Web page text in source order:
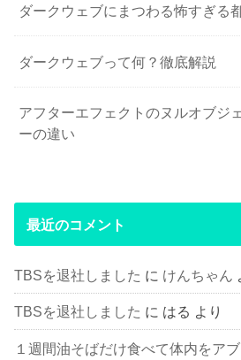
ダークウェブにまつわる怖すぎる
ダークウェブって何？徹底解説
アフターエフェクトのヌルオブジ
ーの違い
最近のコメント
TBSを退社しました に けんちゃん
TBSを退社しました に はる より
１週間油そばだけ食べて体内をア